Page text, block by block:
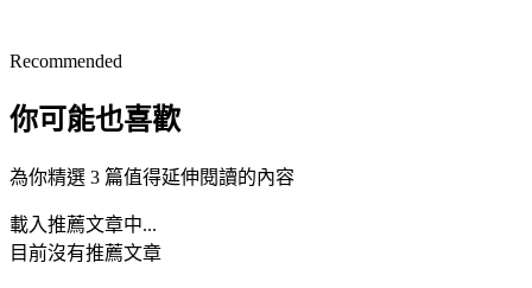
Recommended
你可能也喜歡
為你精選 3 篇值得延伸閱讀的內容
載入推薦文章中...
目前沒有推薦文章